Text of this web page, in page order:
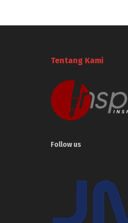
Tentang Kami
Follow us